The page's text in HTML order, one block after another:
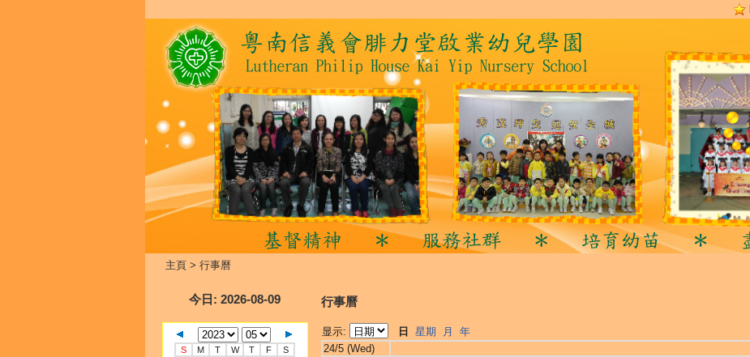
主頁> 行事曆
今日 : 2026-08-09
S M T W T F
S
行事曆
显示: 日 星期 月 年
24/5 (Wed)